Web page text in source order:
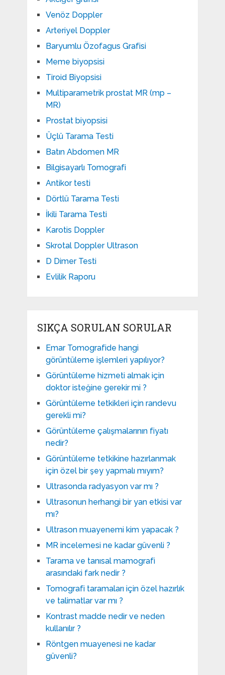
Venöz Doppler
Arteriyel Doppler
Baryumlu Özofagus Grafisi
Meme biyopsisi
Tiroid Biyopsisi
Multiparametrik prostat MR (mp –
MR)
Prostat biyopsisi
Üçlü Tarama Testi
Batın Abdomen MR
Bilgisayarlı Tomografi
Antikor testi
Dörtlü Tarama Testi
İkili Tarama Testi
Karotis Doppler
Skrotal Doppler Ultrason​
D Dimer Testi
Evlilik Raporu
SIKÇA SORULAN SORULAR
Emar Tomografide hangi
görüntüleme işlemleri yapılıyor?
Görüntüleme hizmeti almak için
doktor isteğine gerekir mi ?
Görüntüleme tetkikleri için randevu
gerekli mi?
Görüntüleme çalışmalarının fiyatı
nedir?
Görüntüleme tetkikine hazırlanmak
için özel bir şey yapmalı mıyım?
Ultrasonda radyasyon var mı ?
Ultrasonun herhangi bir yan etkisi var
mı?
Ultrason muayenemi kim yapacak ?
MR incelemesi ne kadar güvenli ?
Tarama ve tanısal mamografi
arasındaki fark nedir ?
Tomografi taramaları için özel hazırlık
ve talimatlar var mı ?
Kontrast madde nedir ve neden
kullanılır ?
Röntgen muayenesi ne kadar
güvenli?